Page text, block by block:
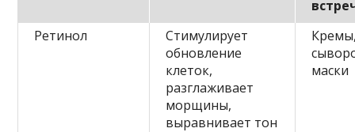
Ретинол
Стимулирует
обновление
клеток,
разглаживает
морщины,
выравнивает тон
маски